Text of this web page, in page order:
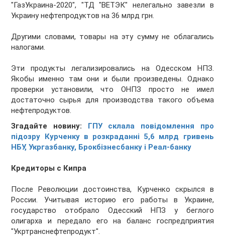
"ГазУкраина-2020", "ТД "ВЕТЭК" нелегально завезли в
Украину нефтепродуктов на 36 млрд грн.
Другими словами, товары на эту сумму не облагались
налогами.
Эти продукты легализировались на Одесском НПЗ.
Якобы именно там они и были произведены. Однако
проверки установили, что ОНПЗ просто не имел
достаточно сырья для производства такого объема
нефтепродуктов.
Згадайте новину: ГПУ склала повідомлення про
підозру Курченку в розкраданні 5,6 млрд гривень
НБУ, Укргазбанку, Брокбізнесбанку і Реал-банку
Кредиторы с Кипра
После Революции достоинства, Курченко скрылся в
России. Учитывая историю его работы в Украине,
государство отобрало Одесский НПЗ у беглого
олигарха и передало его на баланс госпредприятия
"Укртранснефтепродукт".